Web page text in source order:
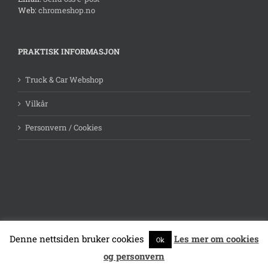
Volkswagen
Web:chromeshop.no
PRAKTISK INFORMASJON
Truck & Car Webshop
Vilkår
Personvern / Cookies
Chromeshop.no
Denne nettsiden bruker cookies Ok
Les mer om cookies
og personvern